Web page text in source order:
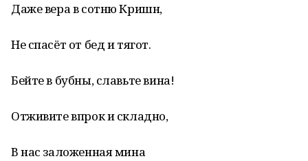
Даже вера в сотню Кришн,
Не спасёт от бед и тягот.
Бейте в бубны, славьте вина!
Отживите впрок и складно,
В нас заложенная мина